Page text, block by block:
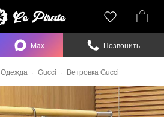
Одежда Gucci Ветровка Gucci
Max Позвонить